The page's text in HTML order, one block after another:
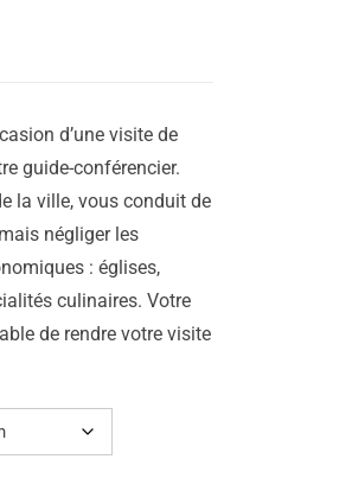
d’une visite de
guide-conférencier.
la ville, vous conduit de
négliger les
: églises,
culinaires. Votre
de rendre votre visite